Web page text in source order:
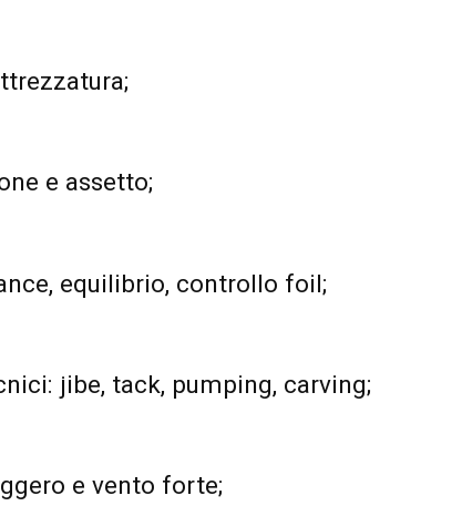
e assetto;
equilibrio, controllo foil;
jibe, tack, pumping, carving;
e vento forte;